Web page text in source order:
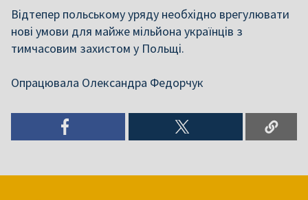
Відтепер польському уряду необхідно врегулювати
нові умови для майже мільйона українців з
тимчасовим захистом у Польщі.
Опрацювала Олександра Федорчук